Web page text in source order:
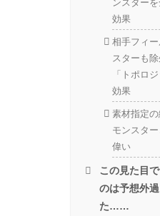
ンスター
効果
相手フィ
スターも
「トポロ
効果
素材指定
モンスタ
偉い
この見た目
のは予想外
た……